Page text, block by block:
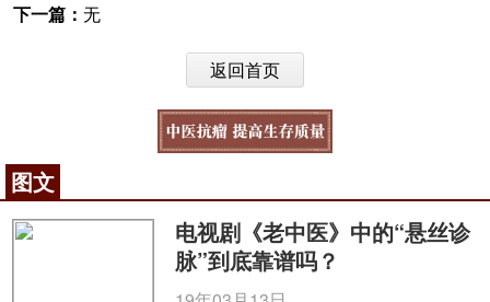
下一篇： 无
返回首页
图文
电视剧《老中医》中的“悬丝诊
脉”到底靠谱吗？